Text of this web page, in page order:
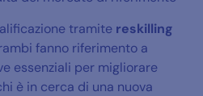
tramite reskilling
fanno riferimento a
essenziali per migliorare
è in cerca di una nuova